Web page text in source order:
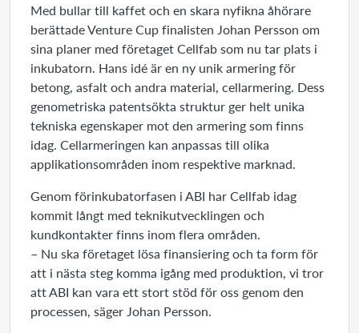
Med bullar till kaffet och en skara nyfikna åhörare
berättade Venture Cup finalisten Johan Persson om
sina planer med företaget Cellfab som nu tar plats i
inkubatorn. Hans idé är en ny unik armering för
betong, asfalt och andra material, cellarmering. Dess
genometriska patentsökta struktur ger helt unika
tekniska egenskaper mot den armering som finns
idag. Cellarmeringen kan anpassas till olika
applikationsområden inom respektive marknad.
Genom förinkubatorfasen i ABI har Cellfab idag
kommit långt med teknikutvecklingen och
kundkontakter finns inom flera områden.
– Nu ska företaget lösa finansiering och ta form för
att i nästa steg komma igång med produktion, vi tror
att ABI kan vara ett stort stöd för oss genom den
processen, säger Johan Persson.